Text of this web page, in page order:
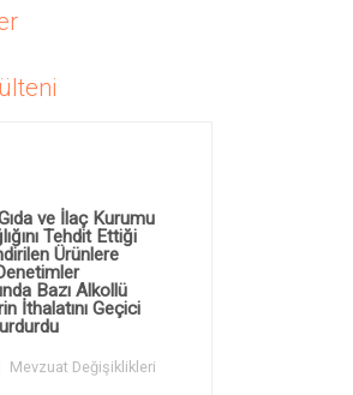
ve İlaç Kurumu
Tehdit Ettiği
Ürünlere
Bazı Alkollü
İthalatını Geçici
Mevzuat Değişiklikleri